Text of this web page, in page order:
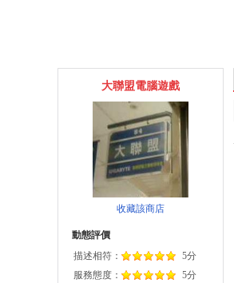
大聯盟電腦遊戲
收藏該商店
動態評價
描述相符：
5分
服務態度：
5分